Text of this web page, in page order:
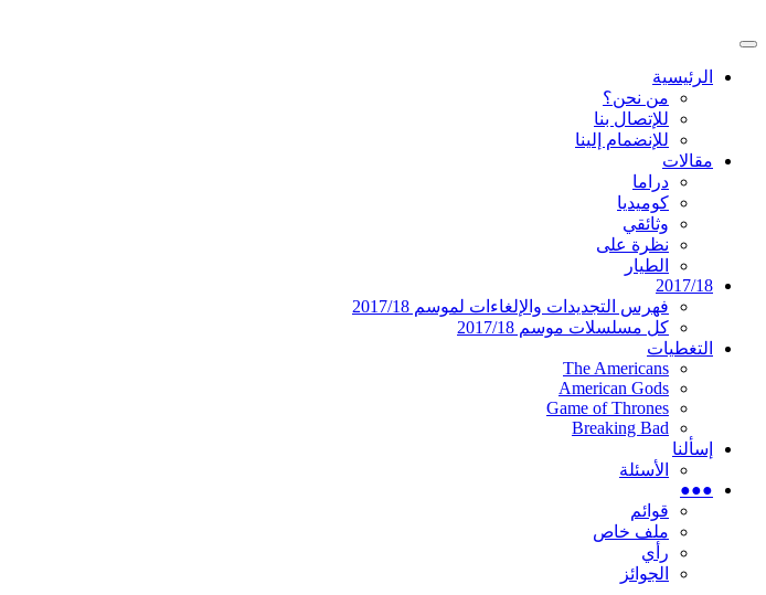
إلى
دليل التلفزيون العربي
موقع عربي متخصص في أخبار ومقالات حول المسلسلات الأجنبية
القائمة
الرئيسيةالرئيسية
من نحن؟
للإتصال بنا
للإنضمام إلينا
مقالات
دراما
كوميديا
وثائقي
نظرة على
الطيار
2017/18
فهرس التجديدات والإلغاءات لموسم 2017/18
كل مسلسلات موسم 2017/18
التغطيات
The Americans
American Gods
Game of Thrones
Breaking Bad
إسألنا
الأسئلة
●●●
قوائم
ملف خاص
رأي
الجوائز